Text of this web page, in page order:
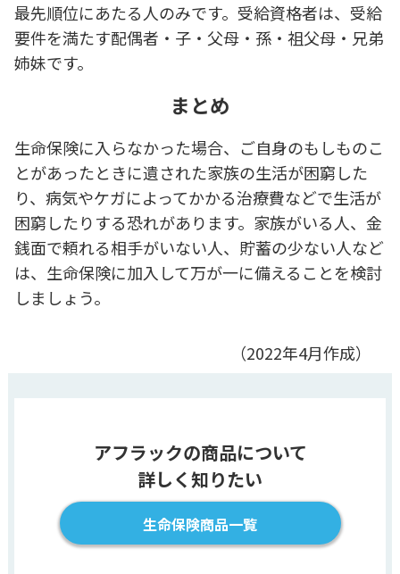
最先順位にあたる人のみです。受給資格者は、受給
要件を満たす配偶者・子・父母・孫・祖父母・兄弟
姉妹です。
まとめ
生命保険に入らなかった場合、ご自身のもしものこ
とがあったときに遺された家族の生活が困窮した
り、病気やケガによってかかる治療費などで生活が
困窮したりする恐れがあります。家族がいる人、金
銭面で頼れる相手がいない人、貯蓄の少ない人など
は、生命保険に加入して万が一に備えることを検討
しましょう。
（2022年4月作成）
アフラックの商品について
詳しく知りたい
生命保険商品一覧